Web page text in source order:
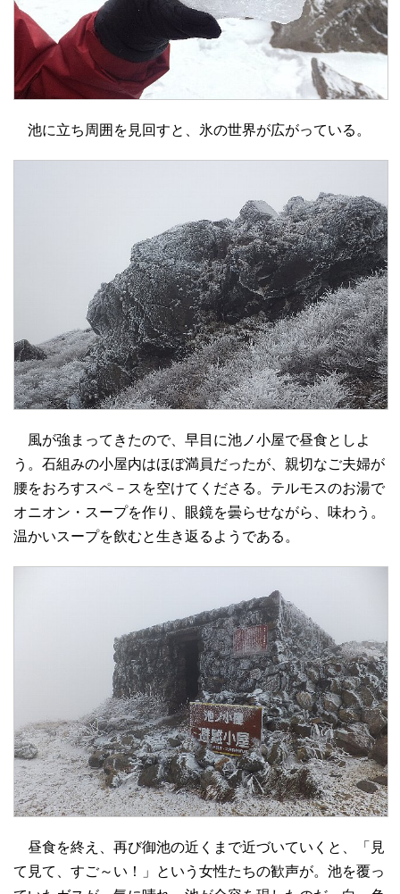
池に立ち周囲を見回すと、氷の世界が広がっている。
風が強まってきたので、早目に池ノ小屋で昼食としよ
う。石組みの小屋内はほぼ満員だったが、親切なご夫婦が
腰をおろすスペ－スを空けてくださる。テルモスのお湯で
オニオン・スープを作り、眼鏡を曇らせながら、味わう。
温かいスープを飲むと生き返るようである。
昼食を終え、再び御池の近くまで近づいていくと、「見
て見て、すご～い！」という女性たちの歓声が。池を覆っ